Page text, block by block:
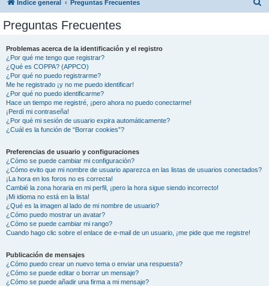
Índice general Preguntas Frecuentes
Preguntas Frecuentes
Problemas acerca de la identificación y el registro
¿Por qué me tengo que registrar?
¿Qué es COPPA? (APPCO)
¿Por qué no puedo registrarme?
Me he registrado ¡y no me puedo identificar!
¿Por qué no puedo identificarme?
Hace un tiempo me registré, ¡pero ahora no puedo conectarme!
¡Perdí mi contraseña!
¿Por qué mi sesión de usuario expira automáticamente?
¿Cuál es la función de “Borrar cookies”?
Preferencias de usuario y configuraciones
¿Cómo se puede cambiar mi configuración?
¿Cómo evito que mi nombre de usuario aparezca en las listas de usuarios conectados?
¡La hora en los foros no es correcta!
Cambié la zona horaria en mi perfil, ¡pero la hora sigue siendo incorrecto!
¡Mi idioma no está en la lista!
¿Qué es la imagen al lado de mi nombre de usuario?
¿Cómo puedo mostrar un avatar?
¿Cómo se puede cambiar mi rango?
Cuando hago clic sobre el enlace de e-mail de un usuario, ¡me pide que me registre!
Publicación de mensajes
¿Cómo puedo crear un nuevo tema o enviar una respuesta?
¿Cómo se puede editar o borrar un mensaje?
¿Cómo se puede añadir una firma a mi mensaje?